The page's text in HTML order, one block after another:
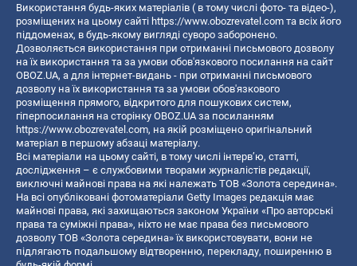
Використання будь-яких матеріалів ( в тому числі фото- та відео-),
розміщених на цьому сайті https://www.obozrevatel.com та всіх його
піддоменах, в будь-якому вигляді суворо заборонено.
Дозволяється використання при отриманні письмового дозволу
на їх використання та за умови обов'язкового посилання на сайт
OBOZ.UA, а для інтернет-видань - при отриманні письмового
дозволу на їх використання та за умови обов'язкового
розміщення прямого, відкритого для пошукових систем,
гіперпосилання на сторінку OBOZ.UA за посиланням
https://www.obozrevatel.com, на якій розміщено оригінальний
матеріал в першому абзаці матеріалу.
Всі матеріали на цьому сайті, в тому числі інтерв’ю, статті,
дослідження – є службовими творами журналістів редакції,
виключні майнові права на які належать ТОВ «Золота середина».
На всі опубліковані фотоматеріали Getty Images редакція має
майнові права, які захищаються законом України «Про авторські
права та суміжні права», ніхто не має права без письмового
дозволу ТОВ «Золота середина» їх використовувати, вони не
підлягають подальшому відтворенню, перекладу, поширенню в